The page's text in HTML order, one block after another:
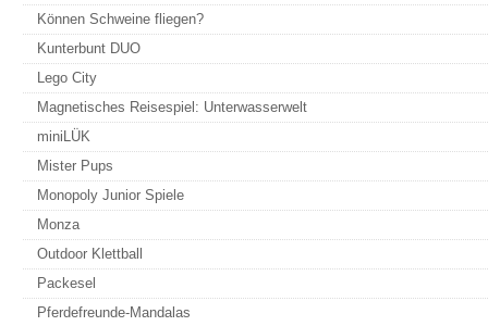
Können Schweine fliegen?
Kunterbunt DUO
Lego City
Magnetisches Reisespiel: Unterwasserwelt
miniLÜK
Mister Pups
Monopoly Junior Spiele
Monza
Outdoor Klettball
Packesel
Pferdefreunde-Mandalas